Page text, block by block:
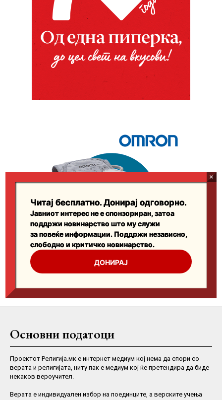
Основни податоци
Проектот Религија.мк е интернет медиум кој нема да спори со
верата и религијата, ниту пак е медиум кој ќе претендира да биде
некаков вероучител.
Верaта е индивидуален избор на поединците, а верските учења